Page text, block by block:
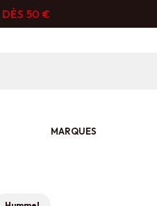
DÈS 50 €
MARQUES